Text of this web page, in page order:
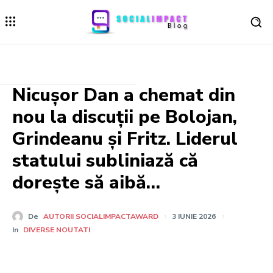
Nicușor Dan a chemat din
nou la discuții pe Bolojan,
Grindeanu și Fritz. Liderul
statului subliniază că
dorește să aibă…
De AUTORII SOCIALIMPACTAWARD
3 IUNIE 2026
In DIVERSE NOUTATI